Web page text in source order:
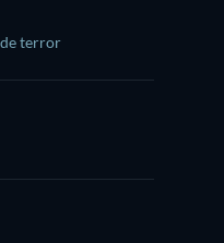
terror